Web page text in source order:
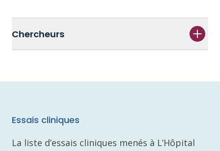
Chercheurs
Essais cliniques
La liste d’essais cliniques menés à L’Hôpital